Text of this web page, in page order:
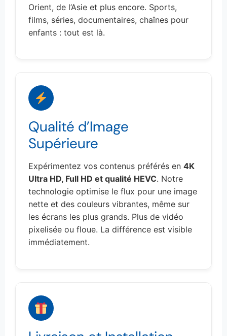
Orient, de l’Asie et plus encore. Sports,
films, séries, documentaires, chaînes pour
enfants : tout est là.
Qualité d’Image
Supérieure
Expérimentez vos contenus préférés en 4K
Ultra HD, Full HD et qualité HEVC. Notre
technologie optimise le flux pour une image
nette et des couleurs vibrantes, même sur
les écrans les plus grands. Plus de vidéo
pixelisée ou floue. La différence est visible
immédiatement.